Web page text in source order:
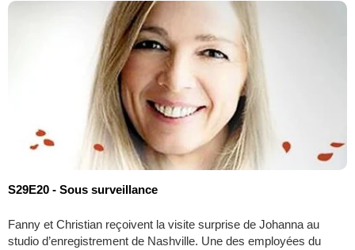
S29E20 - Sous surveillance
Fanny et Christian reçoivent la visite surprise de Johanna au
studio d’enregistrement de Nashville. Une des employées du